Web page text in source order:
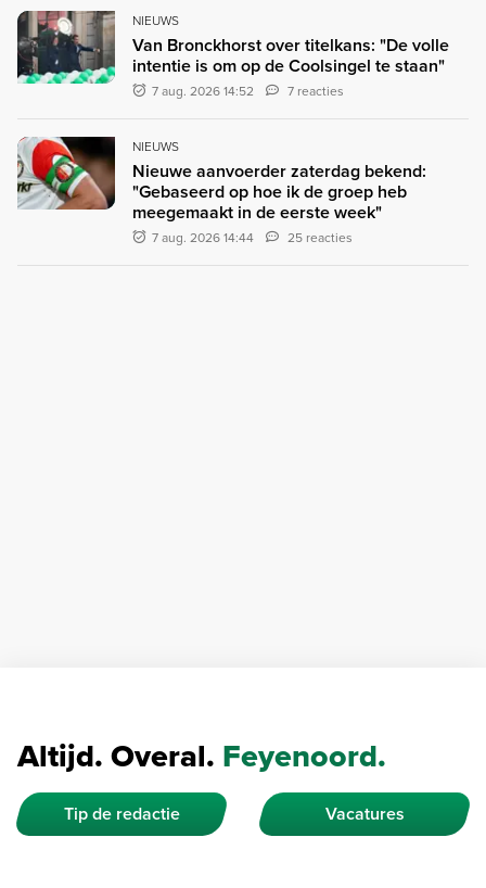
NIEUWS
Van Bronckhorst over titelkans: "De volle
intentie is om op de Coolsingel te staan"
7 aug. 2026 14:52 7 reacties
NIEUWS
Nieuwe aanvoerder zaterdag bekend:
"Gebaseerd op hoe ik de groep heb
meegemaakt in de eerste week"
7 aug. 2026 14:44 25 reacties
Altijd. Overal. Feyenoord.
Tip de redactie Vacatures